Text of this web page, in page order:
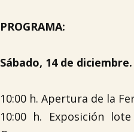
PROGRAMA:
Sábado, 14 de diciembre.
10:00 h. Apertura de la
10:00 h. Exposición